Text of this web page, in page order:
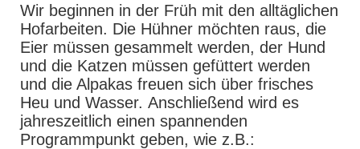
Wir beginnen in der Früh mit den alltäglichen
Hofarbeiten. Die Hühner möchten raus, die
Eier müssen gesammelt werden, der Hund
und die Katzen müssen gefüttert werden
und die Alpakas freuen sich über frisches
Heu und Wasser. Anschließend wird es
jahreszeitlich einen spannenden
Programmpunkt geben, wie z.B.: